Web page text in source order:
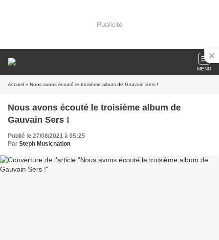
Publicité
MENU
Accueil » Nous avons écouté le troisième album de Gauvain Sers !
Nous avons écouté le troisième album de
Gauvain Sers !
Publié le 27/08/2021 à 05:25
Par Steph Musicnation